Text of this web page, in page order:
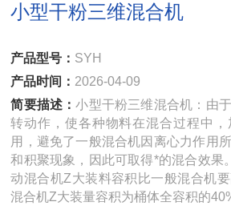
小型干粉三维混合机
产品型号： SYH
产品时间： 2026-04-09
简要描述：小型干粉三维混合机：由
转动作，使各种物料在混合过程中
用，避免了一般混合机因离心力作用
和积聚现象，因此可取得*的混合效果
动混合机Z大装料容积比一般混合机
混合机Z大装量容积为桶体全容积的